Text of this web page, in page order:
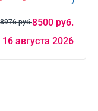
8500 руб.
8976 руб.
16 августа 2026